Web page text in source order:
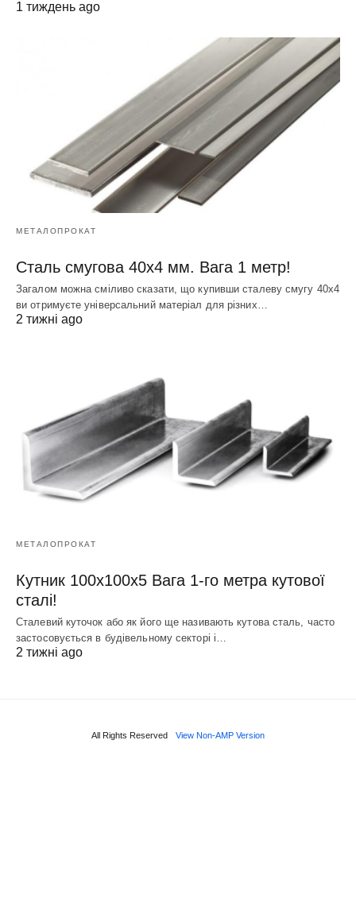
1 тиждень ago
МЕТАЛОПРОКАТ
Сталь смугова 40х4 мм. Вага 1 метр!
Загалом можна сміливо сказати, що купивши сталеву смугу 40х4
ви отримуєте універсальний матеріал для різних…
2 тижні ago
МЕТАЛОПРОКАТ
Кутник 100х100х5 Вага 1-го метра кутової
сталі!
Сталевий куточок або як його ще називають кутова сталь, часто
застосовується в будівельному секторі і…
2 тижні ago
All Rights Reserved View Non-AMP Version